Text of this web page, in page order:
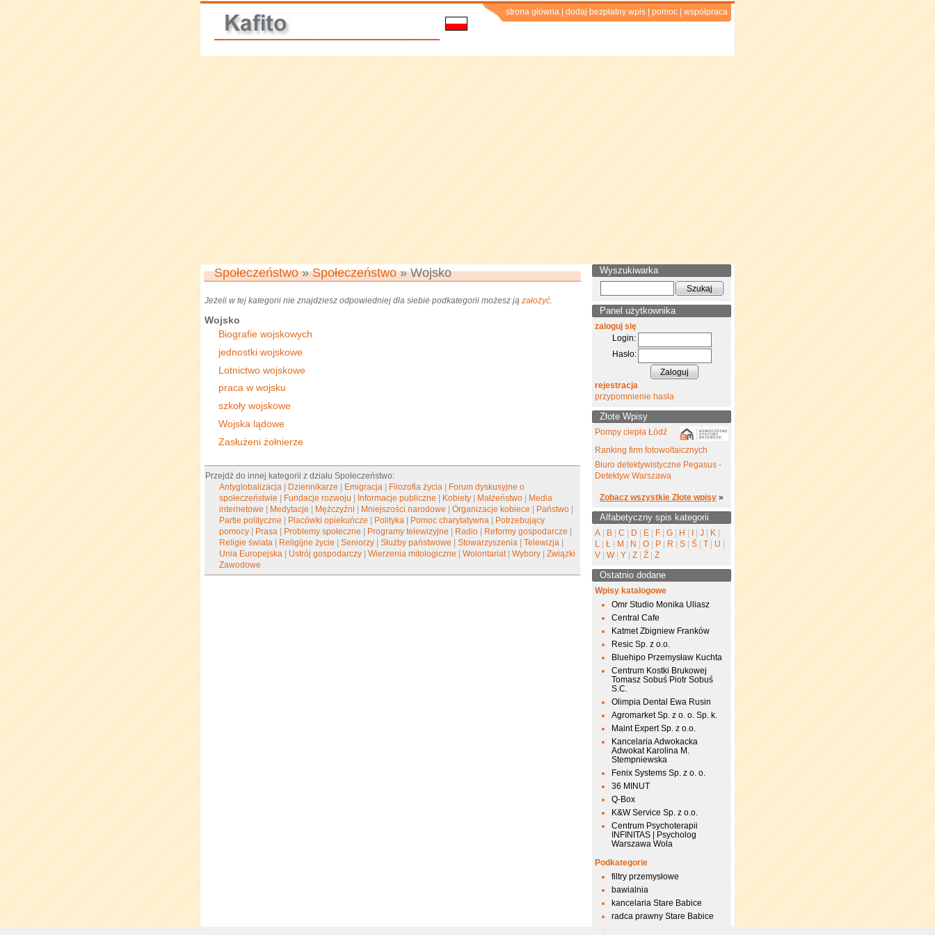
strona główna dodaj bezpłatny wpis pomoc współpraca
Społeczeństwo»Społeczeństwo» Wojsko
Jeżeli w tej kategorii nie znajdziesz odpowiedniej dla siebie podkategorii możesz ją założyć.
Wojsko
Biografie wojskowych
jednostki wojskowe
Lotnictwo wojskowe
praca w wojsku
szkoły wojskowe
Wojska lądowe
Zasłużeni żołnierze
Przejdź do innej kategorii z działu Społeczeństwo:
Antyglobalizacja | Dziennikarze | Emigracja | Filozofia życia | Forum dyskusyjne o
społeczeństwie | Fundacje rozwoju | Informacje publiczne | Kobiety | Małżeństwo | Media
internetowe | Medytacje | Mężczyźni | Mniejszości narodowe |Organizacje kobiece | Państwo |
Partie polityczne | Placówki opiekuńcze | Polityka | Pomoc charytatywna | Potrzebujący
pomocy | Prasa | Problemy społeczne | Programy telewizyjne | Radio | Reformy gospodarcze |
Religie świata | Religijne życie |Seniorzy |Służby państwowe |Stowarzyszenia |Telewizja |
Unia Europejska | Ustrój gospodarczy |Wierzenia mitologiczne |Wolontariat|Wybory |Związki
Zawodowe
Wyszukiwarka
Panel użytkownika
zaloguj się
Login:
Hasło:
rejestracja
przypomnienie hasła
Złote Wpisy
Pompy ciepła Łódź
Ranking firm fotowoltaicznych
Biuro detektywistyczne Pegasus -
Detektyw Warszawa
Zobacz wszystkie Złote wpisy »
Alfabetyczny spis kategorii
A B C D E F G H J K
L
Ł M N O P R S Ś T U
V
W Y Z Ź Ż
Ostatnio dodane
Wpisy katalogowe
Omr Studio Monika Uliasz
Central Cafe
Katmet Zbigniew Franków
Resic Sp. z o.o.
Bluehipo Przemysław Kuchta
Centrum Kostki Brukowej
Tomasz Sobuś Piotr Sobuś
S.C.
Olimpia Dental Ewa Rusin
Agromarket Sp. z o. o. Sp. k.
Maint Expert Sp. z o.o.
Kancelaria Adwokacka
Adwokat Karolina M.
Stempniewska
Fenix Systems Sp. z o. o.
36 MINUT
Q-Box
K&W Service Sp. z o.o.
Centrum Psychoterapii
INFINITAS | Psycholog
Warszawa Wola
Podkategorie
filtry przemysłowe
bawialnia
kancelaria Stare Babice
radca prawny Stare Babice
.